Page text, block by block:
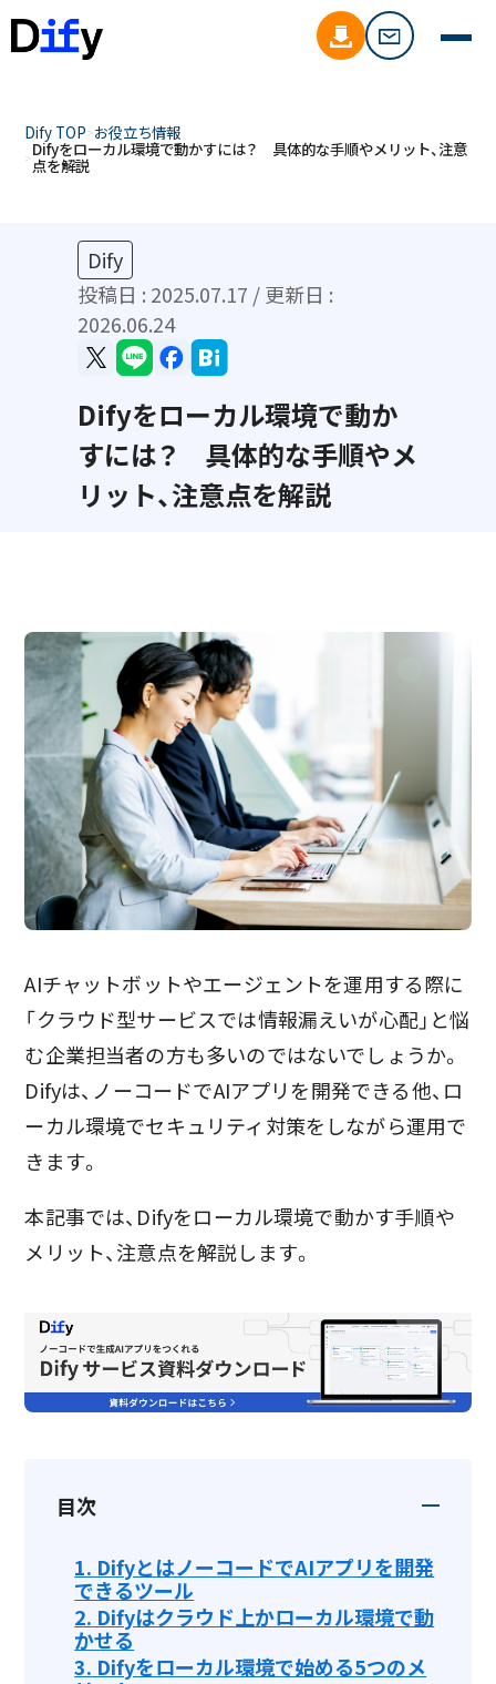
Dify TOP お役立ち情報
Difyをローカル環境で動かすには？ 具体的な手順やメリット、注意
点を解説
Dify
投稿日 : 2025.07.17 / 更新日 :
2026.06.24
Difyをローカル環境で動か
すには？ 具体的な手順やメ
リット、注意点を解説
AIチャットボットやエージェントを運用する際に
「クラウド型サービスでは情報漏えいが心配」と悩
む企業担当者の方も多いのではないでしょうか。
Difyは、ノーコードでAIアプリを開発できる他、ロ
ーカル環境でセキュリティ対策をしながら運用で
きます。
本記事では、Difyをローカル環境で動かす手順や
メリット、注意点を解説します。
目次
1. DifyとはノーコードでAIアプリを開発
できるツール
2. Difyはクラウド上かローカル環境で動
かせる
3. Difyをローカル環境で始める5つのメ